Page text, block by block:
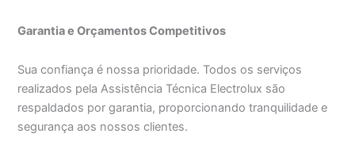
Garantia e Orçamentos Competitivos
Sua confiança é nossa prioridade. Todos os serviços
realizados pela Assistência Técnica Electrolux são
respaldados por garantia, proporcionando tranquilidade e
segurança aos nossos clientes.